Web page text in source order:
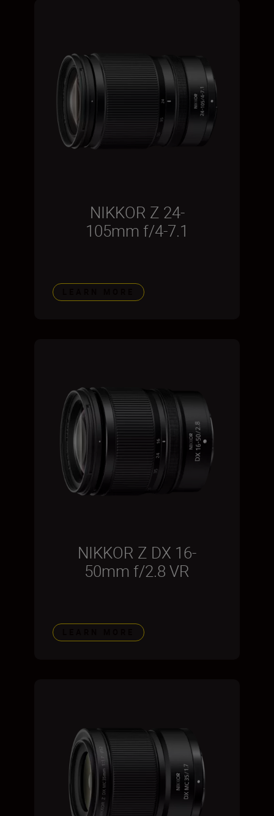
NIKKOR Z 24-
105mm f/4-7.1
NIKKOR Z DX 16-
50mm f/2.8 VR